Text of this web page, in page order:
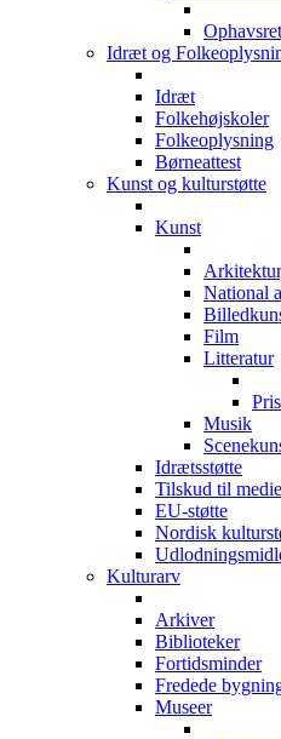
Idræt og
Idræt
Folkehøjskoler
Folkeoplysning
Børneattest
Kunst og kulturstøtte
Kunst
National
Film
Litteratur
Musik
Idrætsstøtte
Tilskud til
EU-støtte
Nordisk
Kulturarv
Arkiver
Biblioteker
Fortidsminder
Fredede
Museer